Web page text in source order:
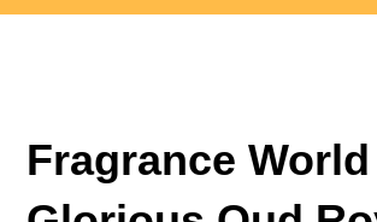
Fragrance World